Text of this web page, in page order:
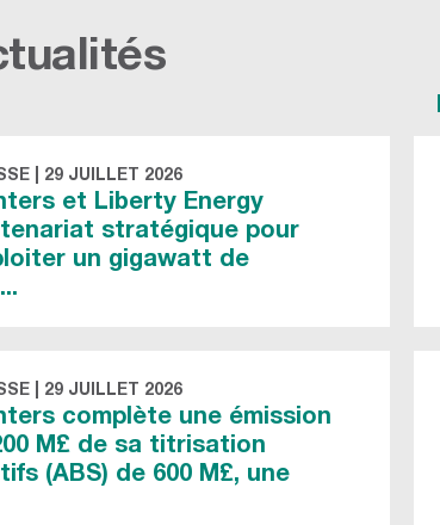
29 JUILLET 2026
et Liberty Energy
stratégique pour
un gigawatt de
29 JUILLET 2026
complète une émission
M£ de sa titrisation
(ABS) de 600 M£, une